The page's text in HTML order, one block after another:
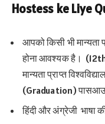
Hostess ke Liye
आपको किसी भी मान्यता
होना आवश्यक है। (12th
मान्यता प्राप्त
(Graduation)
हिंदी और अंग्रेजी भाषा